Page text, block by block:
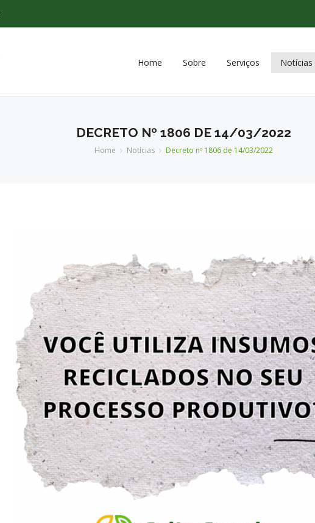
Home Sobre Serviços Notícias
DECRETO Nº 1806 DE 14/03/2022
Home Notícias Decreto nº 1806 de 14/03/2022